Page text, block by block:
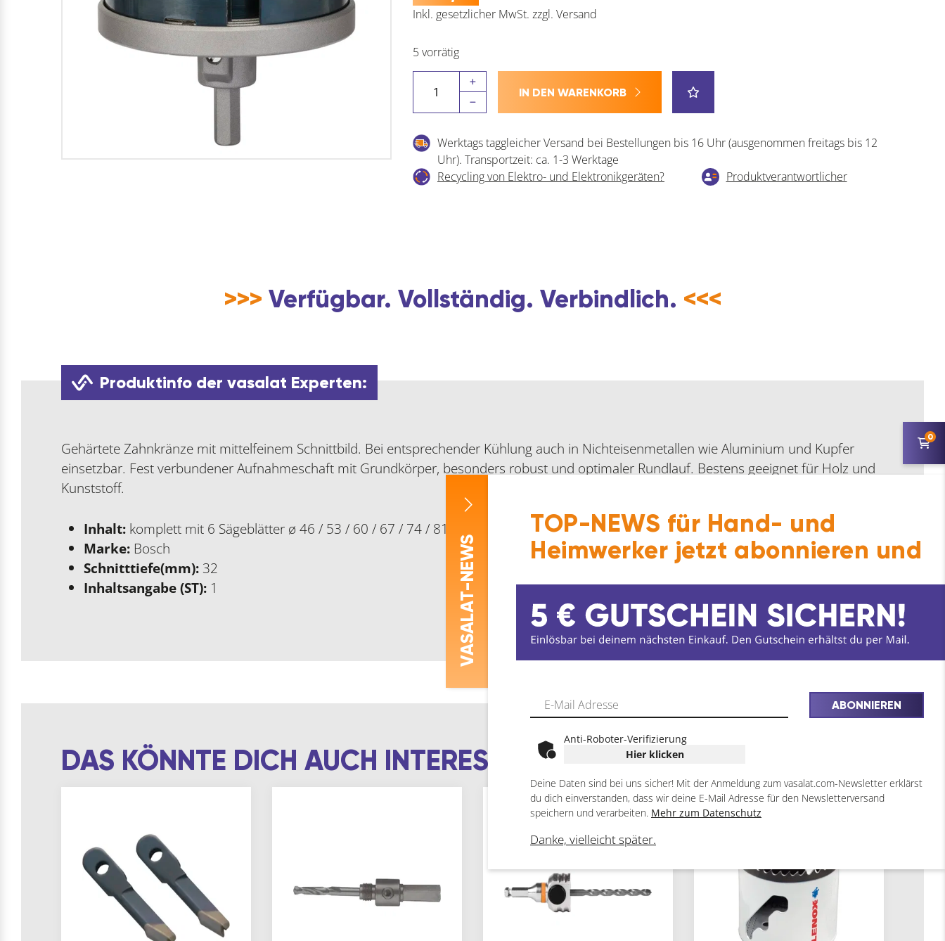
Inkl. gesetzlicher MwSt. zzgl. Versand
5 vorrätig
Lochsägen
Set
ø
-
6-
IN DEN WARENKORB
Werktags taggleicher Versand bei Bestellungen bis 16 Uhr (ausgenommen freitags bis 12
Uhr). Transportzeit: ca. 1-3 Werktage
Recycling von Elektro- und Elektronikgeräten?
Produktverantwortlicher
>>> Verfügbar. Vollständig. Verbindlich. <<<
Produktinfo der vasalat Experten:
Gehärtete Zahnkränze mit mittelfeinem Schnittbild. Bei entsprechender Kühlung auch in Nichteisenmetallen wie Aluminium und Kupfer
einsetzbar. Fest verbundener Aufnahmeschaft mit Grundkörper, besonders robust und optimaler Rundlauf. Bestens geeignet für Holz und
Kunststoff.
Inhalt: komplett mit 6 Sägeblätter ø 46 / 53 / 60 / 67 / 74 / 81 mm
Marke: Bosch
Schnitttiefe(mm): 32
Inhaltsangabe (ST): 1
DAS KÖNNTE DICH AUCH INTERESSIEREN
2
ARTIKEL
44
0
V
ASALAT
-NEWS
TOP-NEWS für Hand- und
Heimwerker jetzt abonnieren und
ABONNIEREN
Anti-Roboter-Verifizierung
Hier klicken
Deine Daten sind bei uns sicher! Mit der Anmeldung zum vasalat.com-Newsletter erklärst
du dich einverstanden, dass wir deine E-Mail Adresse für den Newsletterversand
speichern und verarbeiten. Mehr zum Datenschutz
Danke, vielleicht später.